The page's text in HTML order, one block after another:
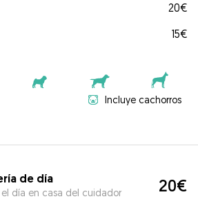
20€
15€
Incluye cachorros
de día
día en casa del cuidador 20€